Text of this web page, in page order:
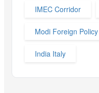
IMEC Corridor
Modi Foreign Policy
India Italy